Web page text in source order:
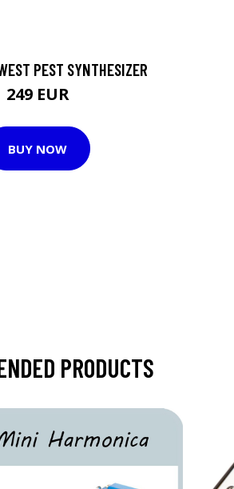
PEST SYNTHESIZER
249 EUR
BUY NOW
PRODUCTS